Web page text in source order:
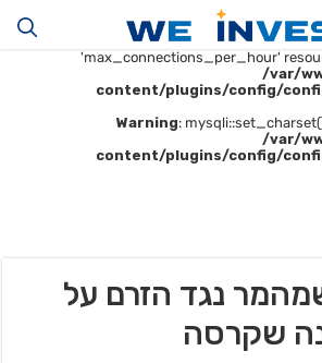
Warning
:
'max_connections_per_hour'
/var/
content/plugins/config/
Warning:
/var/
content/plugins/config/
נגד הזרם על
שקרסה